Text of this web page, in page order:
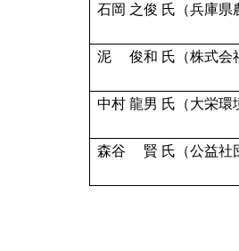
石岡 之俊 氏（兵庫県
泥 俊和 氏（株式会
中村 龍男 氏（大栄環
森谷 賢 氏（公益社